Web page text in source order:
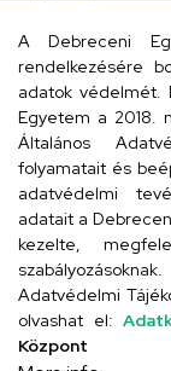
Cím
4024
UD
A Debreceni
rendelkezésére
adatok védelmét.
Egyetem a 2018.
Általános
folyamatait és
adatvédelmi
adatait a
kezelte,
Adatvédelmi
olvashat el:
Központ